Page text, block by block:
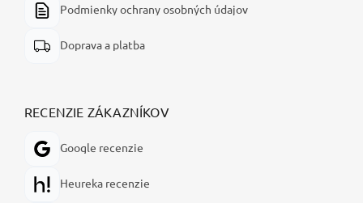
Podmienky ochrany osobných údajov
Doprava a platba
RECENZIE ZÁKAZNÍKOV
Google recenzie
Heureka recenzie